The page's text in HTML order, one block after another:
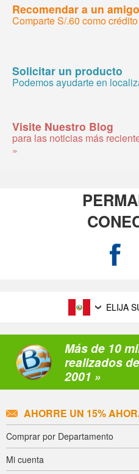
Recomendar a un amigo
Comparte S/.60 como
Solicitar un producto
Podemos ayudarte en
Visite Nuestro Blog
para las noticias más
»
ELIJA
Más de 10
realizados
2001 »
AHORRE UN 15%
Comprar por Departamento
Mi cuenta